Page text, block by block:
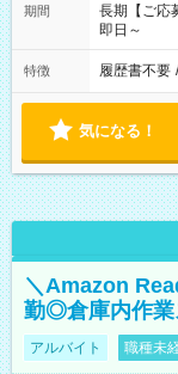
期間
長期【ご応
即日～
特徴 履歴書不要 /
気になる！
＼Amazon
勤◎倉庫内作業
アルバイト 職種未